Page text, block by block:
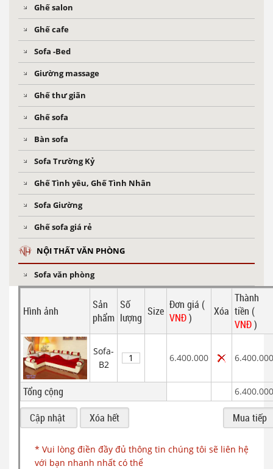
Ghế salon
Ghế cafe
Sofa -Bed
Giường massage
Ghế thư giãn
Ghế sofa
Bàn sofa
Sofa Trường Kỷ
Ghế Tình yêu, Ghế Tình Nhân
Sofa Giường
Ghế sofa giá rẻ
NỘI THẤT VĂN PHÒNG
Sofa văn phòng
Hình ảnh
Sản
phẩm
Số
lượng Size Đơn giá (
VNĐ) Xóa
Thành
tiền (
VNĐ)
Sofa-
B2
6.400.000 6.400.000
Tổng cộng 6.400.000
* Vui lòng điền đầy đủ thông tin chúng tôi sẽ liên hệ
với bạn nhanh nhất có thể